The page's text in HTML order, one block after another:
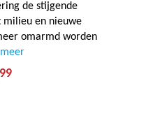
de stijgende
milieu en nieuwe
omarmd worden
meer